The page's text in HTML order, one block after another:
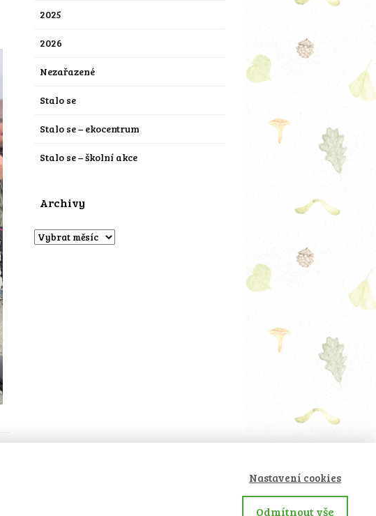
2025
2026
Nezařazené
Stalo se
Stalo se – ekocentrum
Stalo se – školní akce
Archivy
Nastavení cookies
Odmítnout vše